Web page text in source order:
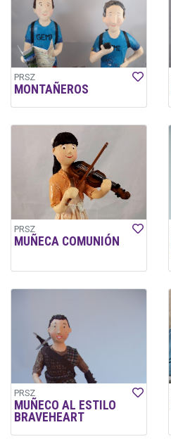
PRSZ
MONTAÑEROS
PRSZ
MUÑECA COMUNIÓN
PRSZ
MUÑECO AL ESTILO
BRAVEHEART